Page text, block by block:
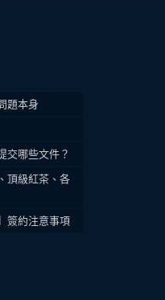
題本身
交哪些文件？
頂級紅茶、各
簽約注意事項